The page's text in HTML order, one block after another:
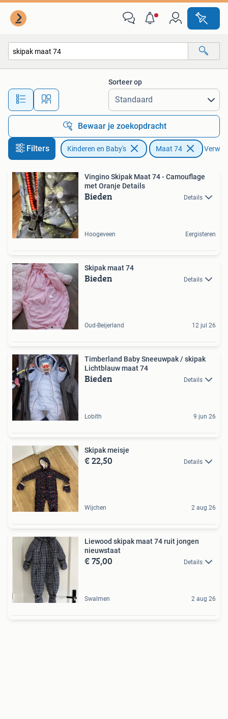
Alle afstanden…
Sorteer op
Bewaar je zoekopdracht
Filters Kinderen en Baby's Maat 74
Vingino Skipak Maat 74 - Camouflage
met Oranje Details
Bieden Details
Hoogeveen Eergisteren
Skipak maat 74
Bieden Details
Oud-Beijerland 12 jul 26
Timberland Baby Sneeuwpak / skipak
Lichtblauw maat 74
Bieden Details
Lobith 9 jun 26
Skipak meisje
€ 22,50 Details
Wijchen 2 aug 26
Liewood skipak maat 74 ruit jongen
nieuwstaat
€ 75,00 Details
Swalmen 2 aug 26